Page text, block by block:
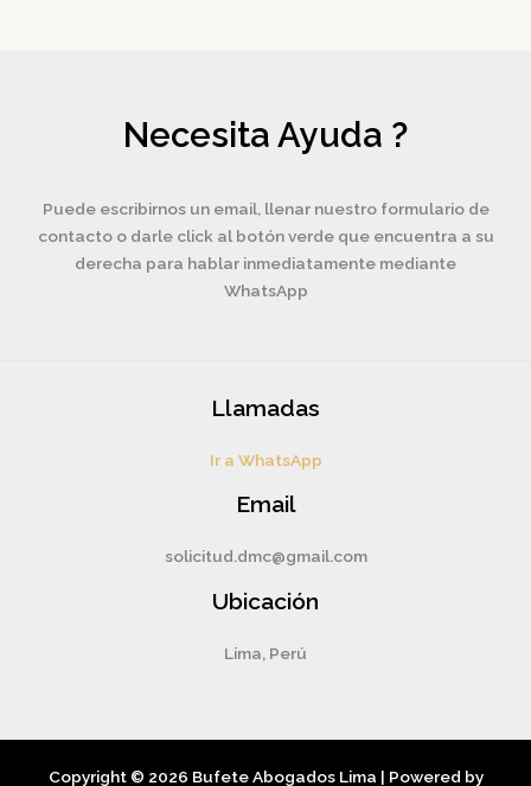
Necesita Ayuda ?
Puede escribirnos un email, llenar nuestro formulario de
contacto o darle click al botón verde que encuentra a su
derecha para hablar inmediatamente mediante
WhatsApp
Llamadas
Ir a WhatsApp
Email
solicitud.dmc@gmail.com
Ubicación
Lima, Perú
Copyright © 2026 Bufete Abogados Lima | Powered by